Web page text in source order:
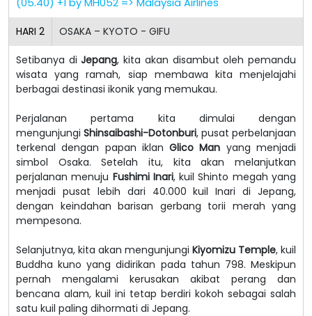
HARI 2 OSAKA – KYOTO - GIFU
Setibanya diJepang, kita akan disambut oleh pemandu
wisata yang ramah, siap membawa kita menjelajahi
berbagai destinasi ikonik yang memukau.
Perjalanan pertama kita dimulai dengan
mengunjungi Shinsaibashi-Dotonburi, pusat perbelanjaan
terkenal dengan papan iklanGlico Man yang menjadi
simbol Osaka. Setelah itu, kita akan melanjutkan
perjalanan menuju Fushimi Inari, kuil Shinto megah yang
menjadi pusat lebih dari 40.000 kuil Inari di Jepang,
dengan keindahan barisan gerbang torii merah yang
mempesona.
Selanjutnya, kita akan mengunjungi Kiyomizu Temple, kuil
Buddha kuno yang didirikan pada tahun 798. Meskipun
pernah mengalami kerusakan akibat perang dan
bencana alam, kuil ini tetap berdiri kokoh sebagai salah
satu kuil paling dihormati di Jepang.